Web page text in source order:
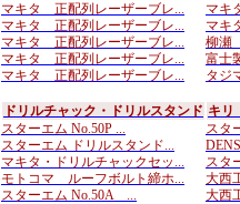
マキタ 正配列レーザーブレ...
マキタ 正配列レーザーブレ...
マキタ 正配列レーザーブレ...
マキタ 正配列レーザーブレ...
マキタ 正配列レーザーブレ...
マキ
マキ
柳瀬
富士
タジ
ドリルチャック・ドリルスタンド
スターエム No.50P ...
スターエム ドリルスタンド...
マキタ・ドリルチャックセッ...
モトコマ ルーフボルト締ホ...
スターエム No.50A ...
キリ
スタ
スタ
大西
大西